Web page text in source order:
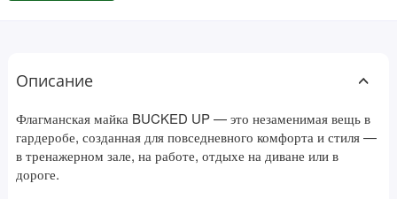
Описание
Флагманская майка BUCKED UP — это незаменимая вещь в
гардеробе, созданная для повседневного комфорта и стиля —
в тренажерном зале, на работе, отдыхе на диване или в
дороге.